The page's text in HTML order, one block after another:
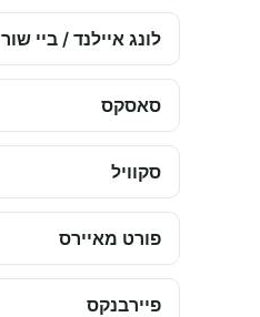
לונג איילנד / ביי שור
סאסקס
סקוויל
פורט מאיירס
פיירבנקס